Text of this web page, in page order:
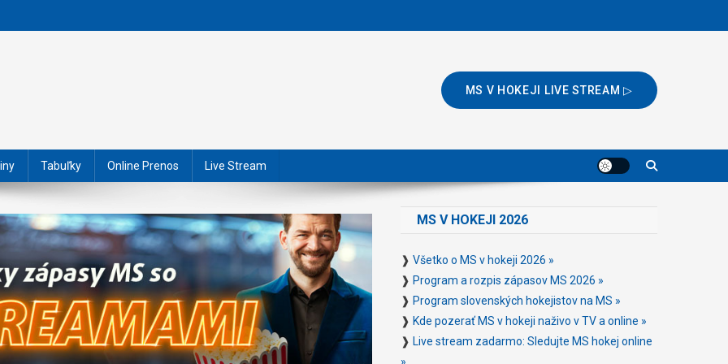
MS V HOKEJI LIVE STREAM ▷
Tabuľky Online Prenos Live Stream
MS V HOKEJI 2026
❱Všetko o MS v hokeji 2026 »
❱ Program a rozpis zápasov MS 2026 »
❱ Program slovenských hokejistov na MS »
❱ Kde pozerať MS v hokeji naživo v TV a online »
❱ Live stream zadarmo: Sledujte MS hokej online